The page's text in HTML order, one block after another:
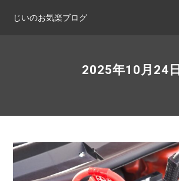
じいのお気楽ブログ
2025年10月24日